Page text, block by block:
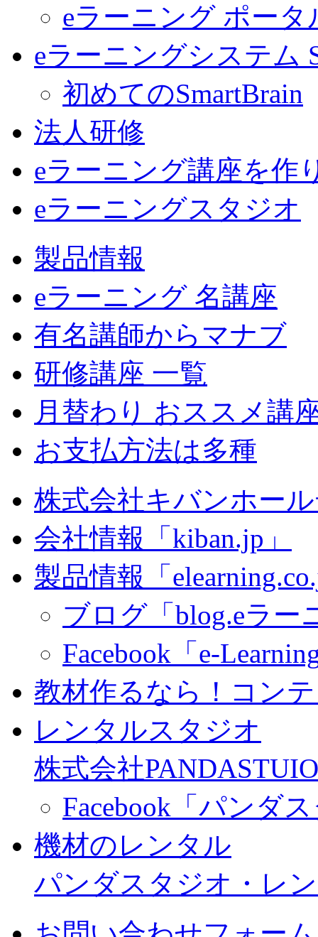
eラーニング ポータ
eラーニングシステム
初めてのSmartBrain
法人研修
eラーニング講座を作
eラーニングスタジオ
製品情報
eラーニング 名講座
有名講師からマナブ
研修講座 一覧
月替わり おススメ講
お支払方法は多種
株式会社キバンホー
会社情報「kiban.jp」
製品情報「
ブログ「blog.eラー
Facebook「e-
教材作るなら！コン
レンタルスタジオ
株式会社
Facebook「パンダ
機材のレンタル
パンダスタジオ・レ